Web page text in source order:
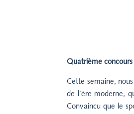
Quatrième concours
Cette semaine,
de l’ère moderne,
Convaincu que le